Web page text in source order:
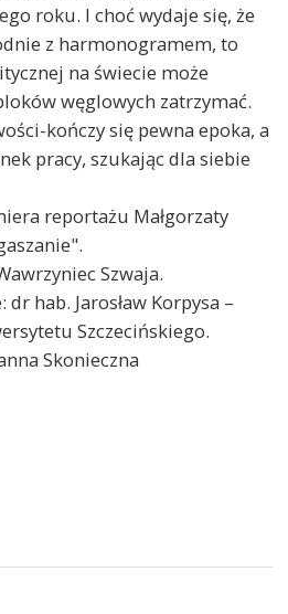
roku. I choć wydaje się, że
z harmonogramem, to
na świecie może
węglowych zatrzymać.
kończy się pewna epoka, a
pracy, szukając dla siebie
reportażu Małgorzaty
Szwaja.
hab. Jarosław Korpysa –
Szczecińskiego.
Skonieczna